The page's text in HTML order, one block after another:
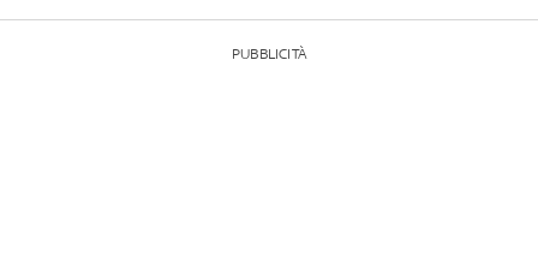
PUBBLICITÀ